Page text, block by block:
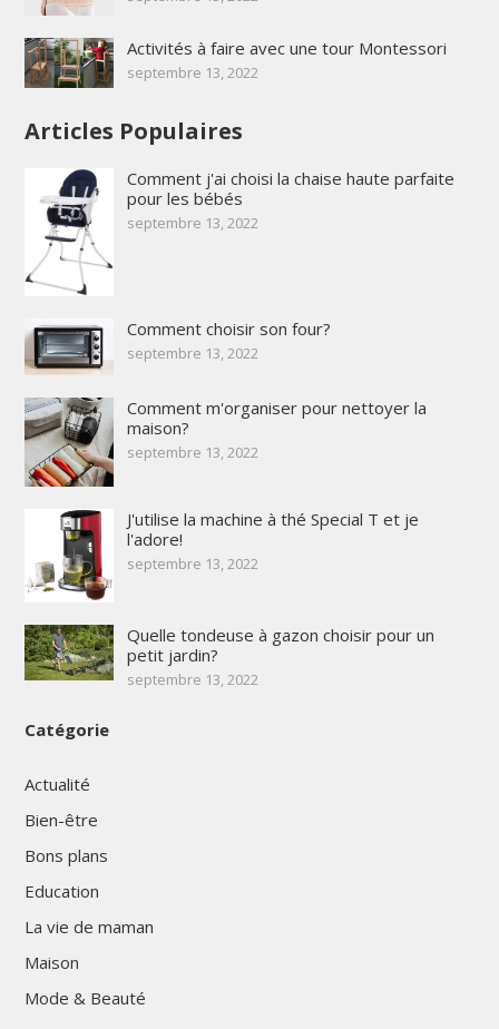
Activités à faire avec une tour Montessori
septembre 13, 2022
Articles Populaires
Comment j'ai choisi la chaise haute parfaite
pour les bébés
septembre 13, 2022
Comment choisir son four?
septembre 13, 2022
Comment m'organiser pour nettoyer la
maison?
septembre 13, 2022
J'utilise la machine à thé Special T et je
l'adore!
septembre 13, 2022
Quelle tondeuse à gazon choisir pour un
petit jardin?
septembre 13, 2022
Catégorie
Actualité
Bien-être
Bons plans
Education
La vie de maman
Maison
Mode & Beauté